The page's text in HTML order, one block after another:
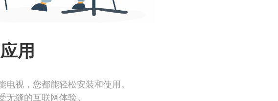
用
视，您都能轻松安装和使用。
缝的互联网体验。